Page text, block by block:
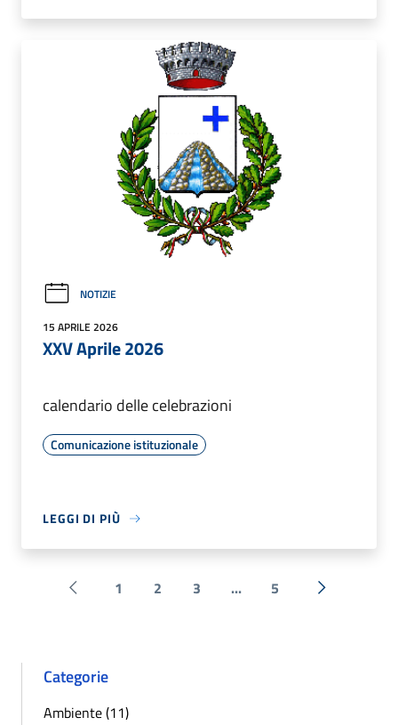
NOTIZIE
15 APRILE 2026
XXV Aprile 2026
calendario delle celebrazioni
Comunicazione istituzionale
LEGGI DI PIÙ
Pagina precedente
1 2 3 ... 5 Successiva
Categorie
Ambiente (11)